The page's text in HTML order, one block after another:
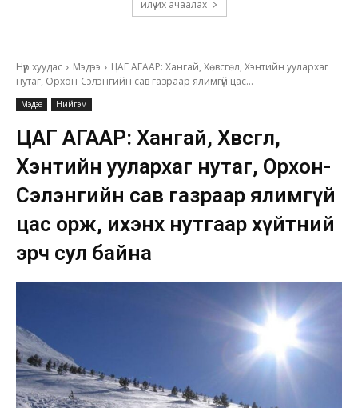
илүү их ачаалах